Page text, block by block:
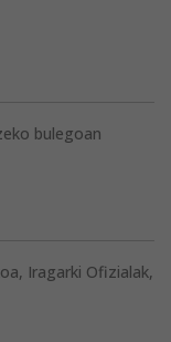
bulegoan
Iragarki Ofizialak,